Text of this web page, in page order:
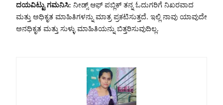
ದಯವಿಟ್ಟು ಗಮನಿಸಿ: ನೀಡ್ಸ್ ಆಫ್ ಪಬ್ಲಿಕ್ ತನ್ನ ಓದುಗರಿಗೆ ನಿಖರವಾದ
ಮತ್ತು ಅಧಿಕೃತ ಮಾಹಿತಿಗಳನ್ನು ಮಾತ್ರ ಪ್ರಕಟಿಸುತ್ತದೆ. ಇಲ್ಲಿ ನಾವು ಯಾವುದೇ
ಅನಧಿಕೃತ ಮತ್ತು ಸುಳ್ಳು ಮಾಹಿತಿಯನ್ನು ಬಿತ್ತರಿಸುವುದಿಲ್ಲ.